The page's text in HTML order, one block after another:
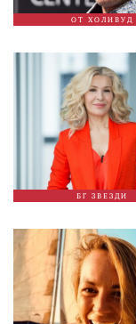
ОТ ХОЛИВУД
БГ ЗВЕЗДИ